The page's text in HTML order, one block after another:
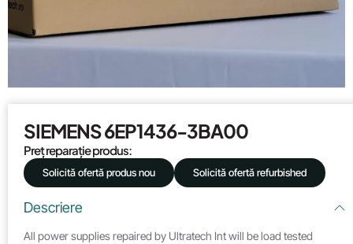
SIEMENS 6EP1436-3BA00
Preț reparație produs:
Solicită ofertă produs nou Solicită ofertă refurbished
Descriere
All power supplies repaired by Ultratech Int will be load tested